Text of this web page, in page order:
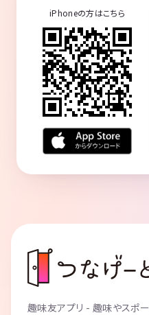
iPhoneの方はこちら
趣味友アプリ - 趣味やスポー